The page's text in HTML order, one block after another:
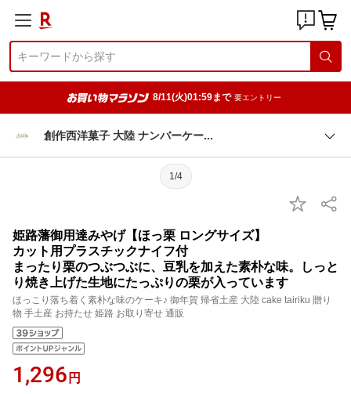
8/11(火)01:59まで 要エントリー
創作西洋菓子 大陸 ナンバーケー
1/4
姫路藩御用達みやげ【ほっ栗 ロングサイズ】
カット用プラスチックナイフ付
まったり栗のつぶつぶに、豆乳を加えた素朴な味。しっと
り焼き上げた生地にたっぷりの栗が入っています
ほっこり落ち着く素朴な味のケーキ♪ 御年賀 帰省土産 大陸 cake tairiku 贈り
物 手土産 お持たせ 姫路 お取り寄せ 通販
1,296 円